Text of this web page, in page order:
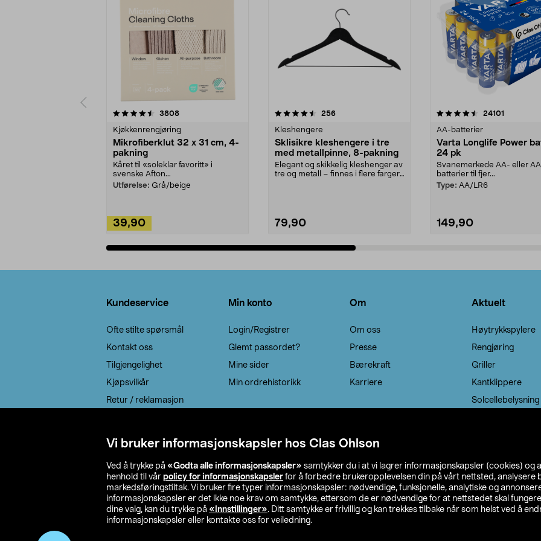
Vi bruker informasjonskapsler hos Clas Ohlson
Ved å trykke på «Godta alle informasjonskapsler» samtykker du i at vi lagrer informasjonskapsler (cookies) og
henhold til vår policy for informasjonskapsler for å forbedre brukeropplevelsen din på vårt nettsted, analysere
markedsføringstiltak. Vi bruker fire typer informasjonskapsler: nødvendige, funksjonelle, analytiske og
informasjonskapsler er det ikke noe krav om samtykke, ettersom de er nødvendige for at nettstedet skal
dine valg, kan du trykke på «Innstillinger». Ditt samtykke er frivillig og kan trekkes tilbake når som helst ved å
informasjonskapsler eller kontakte oss for veiledning.
3808anmeldelser
Kjøkkenrengjøring
Mikrofiberklut 32 x 31 cm, 4-
pakning
Kåret til «soleklar favoritt» i
svenske Afton...
Utførelse: Grå/beige
39,90
4.5av 5 stjerner 256anmeldelser
Kleshengere
Sklisikre kleshengere i tre
med metallpinne, 8-pakning
Elegant og skikkelig kleshenger av
tre og metall – finnes i flere farger.
79,90
4.5av 5 stjerner 24101
AA-batterier
Varta Longlife Power
24 pk
Svanemerkede AA- eller
batterier til fjer...
Type: AA/LR6
149,90
4.5av 5 stjerner
Kundeservice
Ofte stilte spørsmål
Kontakt oss
Tilgjengelighet
Kjøpsvilkår
Retur / reklamasjon
Min konto
Login/Registrer
Glemt passordet?
Mine sider
Min ordrehistorikk
Om
Om oss
Presse
Bærekraft
Karriere
Aktuelt
Høytrykkspylere
Rengjøring
Griller
Kantklippere
Solcellebelysning